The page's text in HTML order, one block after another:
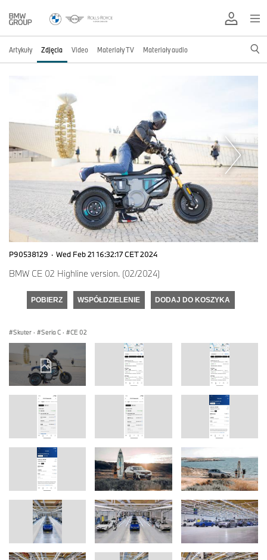
Artykuły Zdjęcia Video Materiały TV Materiały audio
P90538129 · Wed Feb 21 16:32:17 CET 2024
BMW CE 02 Highline version. (02/2024)
POBIERZ WSPÓŁDZIELENIE DODAJ DO KOSZYKA
Skuter · Seria C · CE 02